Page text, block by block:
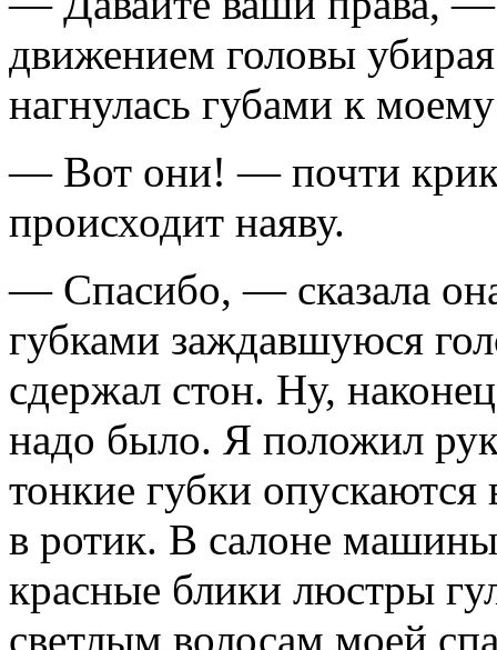
движением головы
нагнулась губами к
— Вот они! — почти
происходит наяву.
— Спасибо, — сказала
губками заждавшуюся
сдержал стон. Ну,
надо было. Я положил
тонкие губки опускаются
в ротик. В салоне
красные блики люстры
светлым волосам моей